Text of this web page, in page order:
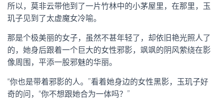
所以，莫非云带他到了一片竹林中的小茅屋里，在那里，玉
玑子见到了太虚魔女冷喻。
那是个极美丽的女子，虽然不甚年轻了，却依旧艳光照人了
的，她身后跟着一个巨大的女性邪影，飒飒的阴风萦绕在影
像周围，平添一股邪魅的华丽。
“你也是带着邪影的人。”看着她身边的女性黑影，玉玑子好
奇的问，“你不想跟她合为一体吗？”